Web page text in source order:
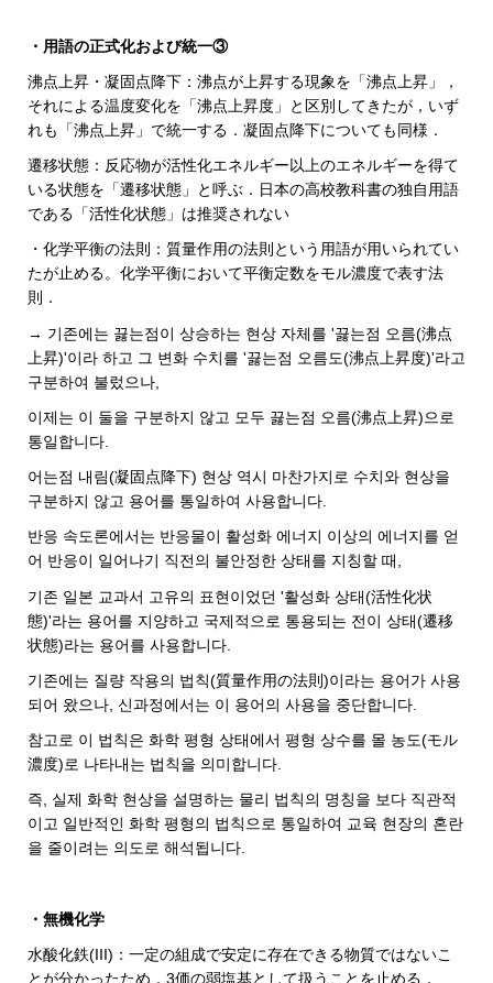
・用語の正式化および統一③
沸点上昇・凝固点降下：沸点が上昇する現象を「沸点上昇」，
それによる温度変化を「沸点上昇度」と区別してきたが，いず
れも「沸点上昇」で統一する．凝固点降下についても同様．
遷移状態：反応物が活性化エネルギー以上のエネルギーを得て
いる状態を「遷移状態」と呼ぶ．日本の高校教科書の独自用語
である「活性化状態」は推奨されない
・化学平衡の法則：質量作用の法則という用語が用いられてい
たが止める。化学平衡において平衡定数をモル濃度で表す法
則．
→ 기존에는 끓는점이 상승하는 현상 자체를 '끓는점 오름(沸点
上昇)'이라 하고 그 변화 수치를 '끓는점 오름도(沸点上昇度)'라고
구분하여 불렀으나,
이제는 이 둘을 구분하지 않고 모두 끓는점 오름(沸点上昇)으로
통일합니다.
어는점 내림(凝固点降下) 현상 역시 마찬가지로 수치와 현상을
구분하지 않고 용어를 통일하여 사용합니다.
반응 속도론에서는 반응물이 활성화 에너지 이상의 에너지를 얻
어 반응이 일어나기 직전의 불안정한 상태를 지칭할 때,
기존 일본 교과서 고유의 표현이었던 '활성화 상태(活性化状
態)'라는 용어를 지양하고 국제적으로 통용되는 전이 상태(遷移
状態)라는 용어를 사용합니다.
기존에는 질량 작용의 법칙(質量作用の法則)이라는 용어가 사용
되어 왔으나, 신과정에서는 이 용어의 사용을 중단합니다.
참고로 이 법칙은 화학 평형 상태에서 평형 상수를 몰 농도(モル
濃度)로 나타내는 법칙을 의미합니다.
즉, 실제 화학 현상을 설명하는 물리 법칙의 명칭을 보다 직관적
이고 일반적인 화학 평형의 법칙으로 통일하여 교육 현장의 혼란
을 줄이려는 의도로 해석됩니다.
・無機化学
水酸化鉄(III)：一定の組成で安定に存在できる物質ではないこ
とが分かったため，3価の弱塩基として扱うことを止める．